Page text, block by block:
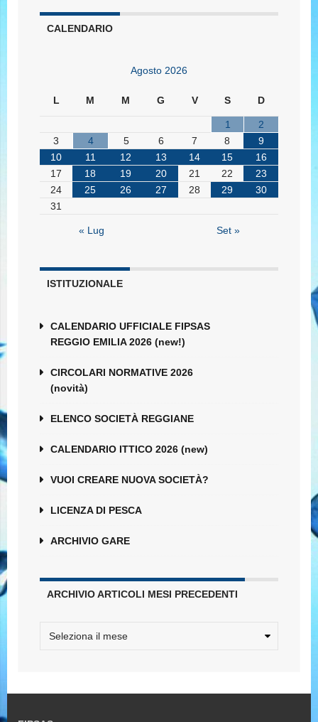
CALENDARIO
Agosto 2026
L M M G V S D
1
2
3
4 5 6 7 8
9
10
11 12 13 14 15
16
17
18 19 20 21 22
23
24
25 26 27 28 29
30
31
« Lug Set »
ISTITUZIONALE
CALENDARIO UFFICIALE FIPSAS
REGGIO EMILIA 2026 (new!)
CIRCOLARI NORMATIVE 2026
(novità)
ELENCO SOCIETÀ REGGIANE
CALENDARIO ITTICO 2026 (new)
VUOI CREARE NUOVA SOCIETÀ?
LICENZA DI PESCA
ARCHIVIO GARE
ARCHIVIO ARTICOLI MESI PRECEDENTI